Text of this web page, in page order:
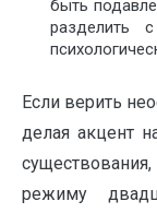
быть
разделить
Если верить
делая акцент
режиму